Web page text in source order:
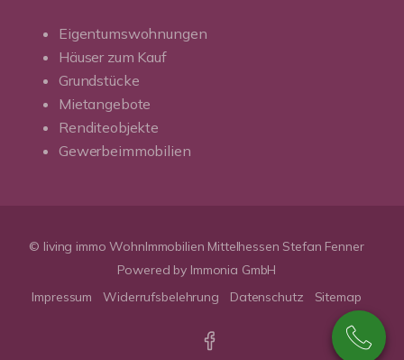
Eigentumswohnungen
Häuser zum Kauf
Grundstücke
Mietangebote
Renditeobjekte
Gewerbeimmobilien
© living immo WohnImmobilien Mittelhessen Stefan Fenner
Powered by Immonia GmbH
Impressum
Widerrufsbelehrung Datenschutz Sitemap